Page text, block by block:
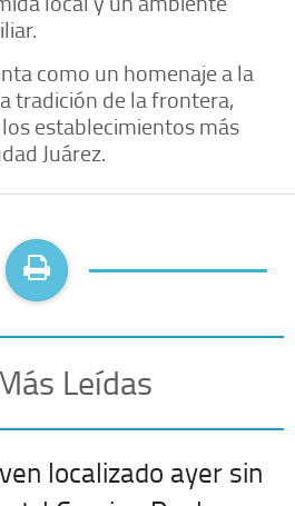
como un homenaje a la
tradición de la frontera,
establecimientos más
Juárez.
Leídas
localizado ayer sin